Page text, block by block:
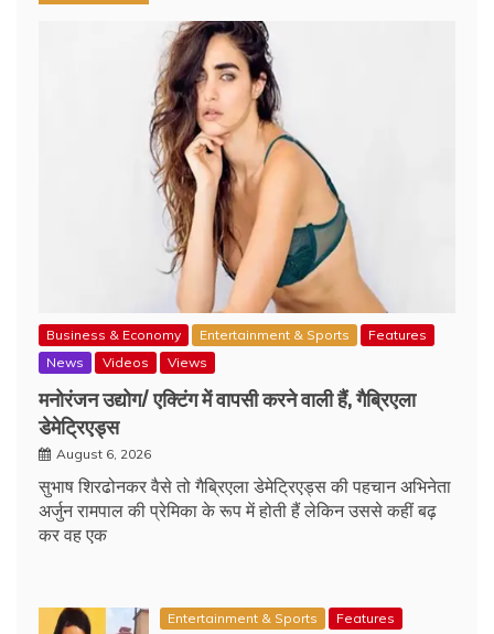
Business & Economy Entertainment & Sports
Features
News
Videos Views
मनोरंजन उद्योग/ एक्टिंग में वापसी करने वाली हैं, गैब्रिएला
डेमेट्रिएड्स
August 6, 2026
सुभाष शिरढोनकर वैसे तो गैब्रिएला डेमेट्रिएड्स की पहचान अभिनेता
अर्जुन रामपाल की प्रेमिका के रूप में होती हैं लेकिन उससे कहीं बढ़
कर वह एक
Entertainment & Sports
Features